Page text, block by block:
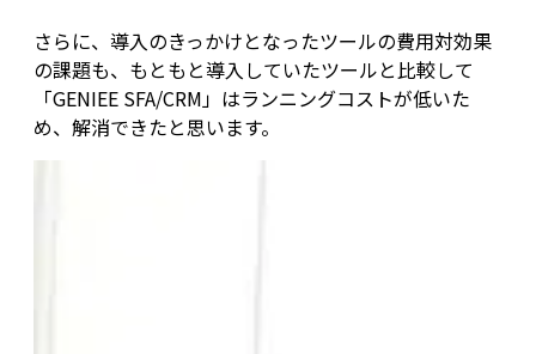
さらに、導入のきっかけとなったツールの費用対効果
の課題も、もともと導入していたツールと比較して
「GENIEE SFA/CRM」はランニングコストが低いた
め、解消できたと思います。